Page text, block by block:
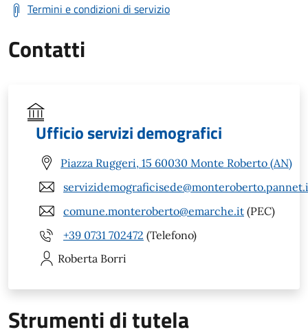
Termini e condizioni di servizio
Contatti
Ufficio servizi demografici
Piazza Ruggeri, 15 60030 Monte Roberto (AN)
comune.monteroberto@emarche.it (PEC)
+39 0731 702472 (Telefono)
Roberta Borri
Strumenti di tutela